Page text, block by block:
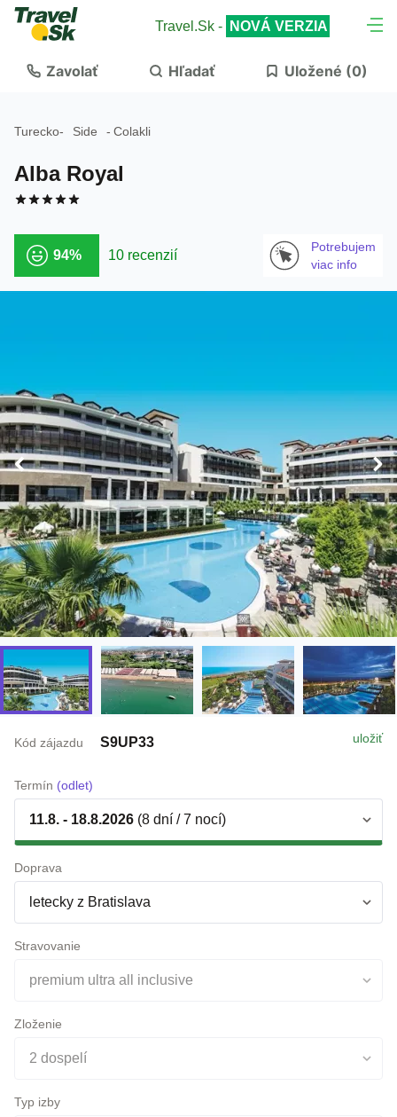
Travel.Sk - NOVÁ VERZIA
Zavolať Hľadať Uložené (0)
Turecko- Side - Colakli
Alba Royal
94% 10 recenzií
Potrebujem
viac info
uložiť
Kód zájazdu S9UP33
Termín(odlet)
11.8. - 18.8.2026
letecky z Bratislava
Stravovanie
premium ultra all inclusive
Zloženie
2 dospelí
Typ izby
DBL+1 (1/3)